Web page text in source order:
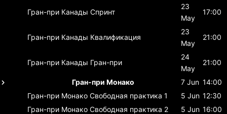
Гран-при Канады Спринт
23
May
17:00
Гран-при Канады Квалификация
23
May
21:00
Гран-при Канады Гран-при
24
May
21:00
Гран-при Монако 7 Jun 14:00
Гран-при Монако Свободная практика 1 5 Jun 12:30
Гран-при Монако Свободная практика 2 5 Jun 16:00